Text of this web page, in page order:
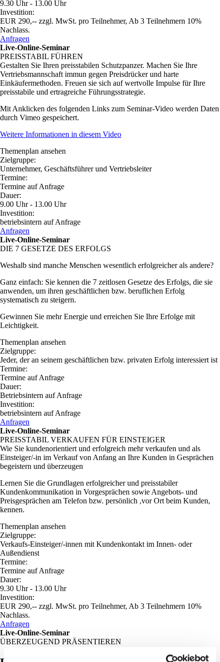
9.30 Uhr - 13.00 Uhr
Investition:
EUR 290,-- zzgl. MwSt. pro Teilnehmer, Ab 3 Teilnehmern 10%
Nachlass.
Anfragen
Live-Online-Seminar
PREISSTABIL FÜHREN
Gestalten Sie Ihren preisstabilen Schutzpanzer. Machen Sie Ihre
Vertriebsmannschaft immun gegen Preisdrücker und harte
Einkäufermethoden. Freuen sie sich auf wertvolle Impulse für Ihre
preisstabile und ertragreiche Führungsstrategie.
Mit Anklicken des folgenden Links zum Seminar-Video werden Daten
durch Vimeo gespeichert.
Weitere Informationen in diesem Video
Themenplan ansehen
Zielgruppe:
Unternehmer, Geschäftsführer und Vertriebsleiter
Termine:
Termine auf Anfrage
Dauer:
9.00 Uhr - 13.00 Uhr
Investition:
betriebsintern auf Anfrage
Anfragen
Live-Online-Seminar
DIE 7 GESETZE DES ERFOLGS
Weshalb sind manche Menschen wesentlich erfolgreicher als andere?
Ganz einfach: Sie kennen die 7 zeitlosen Gesetze des Erfolgs, die sie
anwenden, um ihren geschäftlichen bzw. beruflichen Erfolg
systematisch zu steigern.
Gewinnen Sie mehr Energie und erreichen Sie Ihre Erfolge mit
Leichtigkeit.
Themenplan ansehen
Zielgruppe:
Jeder, der an seinem geschäftlichen bzw. privaten Erfolg interessiert ist
Termine:
Termine auf Anfrage
Dauer:
Betriebsintern auf Anfrage
Investition:
betriebsintern auf Anfrage
Anfragen
Live-Online-Seminar
PREISSTABIL VERKAUFEN FÜR EINSTEIGER
Wie Sie kundenorientiert und erfolgreich mehr verkaufen und als
Einsteiger/-in im Verkauf von Anfang an Ihre Kunden in Gesprächen
begeistern und überzeugen
Lernen Sie die Grundlagen erfolgreicher und preisstabiler
Kundenkommunikation in Vorgesprächen sowie Angebots- und
Preisgesprächen am Telefon bzw. persönlich ,vor Ort beim Kunden,
kennen.
Themenplan ansehen
Zielgruppe:
Verkaufs-Einsteiger/-innen mit Kundenkontakt im Innen- oder
Außendienst
Termine:
Termine auf Anfrage
Dauer:
9.30 Uhr - 13.00 Uhr
Investition:
EUR 290,-- zzgl. MwSt. pro Teilnehmer, Ab 3 Teilnehmern 10%
Nachlass.
Anfragen
Live-Online-Seminar
ÜBERZEUGEND PRÄSENTIEREN